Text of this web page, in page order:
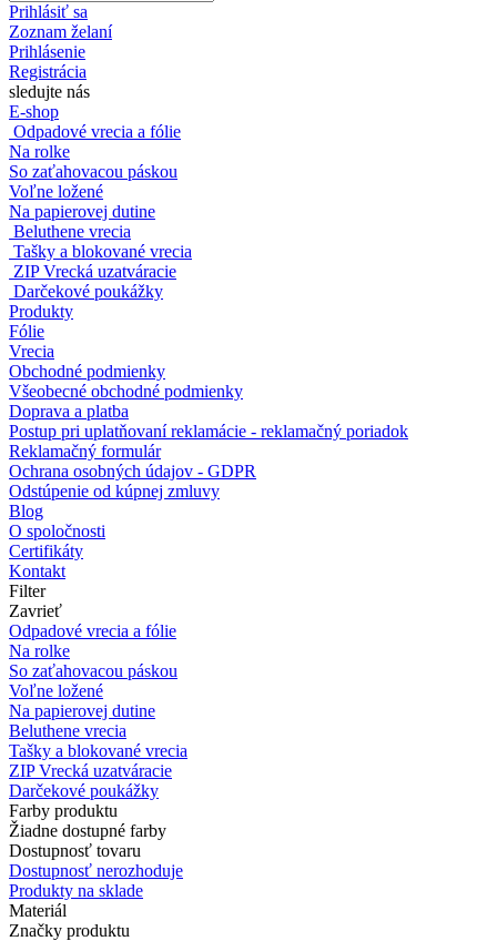
Prihlásiť sa
Zoznam želaní
Prihlásenie
Registrácia
sledujte nás
E-shop
Odpadové vrecia a fólie
Na rolke
So zaťahovacou páskou
Voľne ložené
Na papierovej dutine
Beluthene vrecia
Tašky a blokované vrecia
ZIP Vrecká uzatváracie
Darčekové poukážky
Produkty
Fólie
Vrecia
Obchodné podmienky
Všeobecné obchodné podmienky
Doprava a platba
Postup pri uplatňovaní reklamácie - reklamačný poriadok
Reklamačný formulár
Ochrana osobných údajov - GDPR
Odstúpenie od kúpnej zmluvy
Blog
O spoločnosti
Certifikáty
Kontakt
Filter
Zavrieť
Odpadové vrecia a fólie
Na rolke
So zaťahovacou páskou
Voľne ložené
Na papierovej dutine
Beluthene vrecia
Tašky a blokované vrecia
ZIP Vrecká uzatváracie
Darčekové poukážky
Farby produktu
Žiadne dostupné farby
Dostupnosť tovaru
Dostupnosť nerozhoduje
Produkty na sklade
Materiál
Značky produktu